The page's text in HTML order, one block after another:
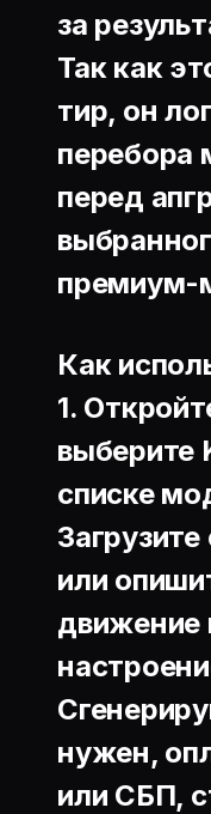
за
Так как
тир, он
перебора
перед
премиум-
Как
1.
выберите
списке
или
движение
нужен,
или СБП,